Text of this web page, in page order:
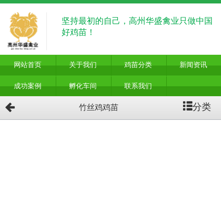
坚持最初的自己，高州华盛禽业只做中国
好鸡苗！
网站首页 关于我们 鸡苗分类 新闻资讯
成功案例 孵化车间 联系我们
竹丝鸡鸡苗 分类